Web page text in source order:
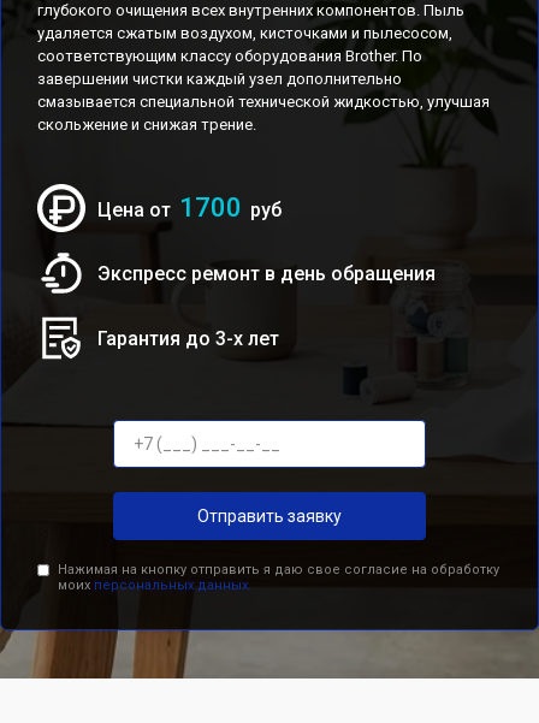
глубокого очищения всех внутренних компонентов. Пыль
удаляется сжатым воздухом, кисточками и пылесосом,
соответствующим классу оборудования Brother. По
завершении чистки каждый узел дополнительно
смазывается специальной технической жидкостью, улучшая
скольжение и снижая трение.
Цена от 1700 руб
Экспресс ремонт в день обращения
Гарантия до 3-х лет
Отправить заявку
Нажимая на кнопку отправить я даю свое согласие на обработку
моих персональных данных.